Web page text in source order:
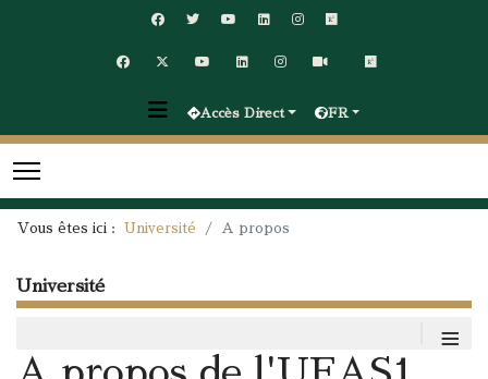
Accès Direct FR
Vous êtes ici : Université A propos
Université
≡